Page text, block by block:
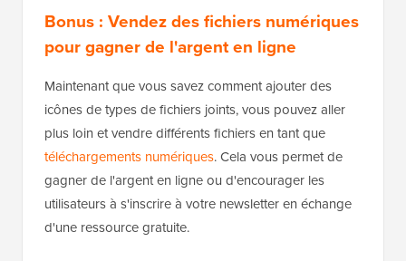
Bonus : Vendez des fichiers numériques
pour gagner de l'argent en ligne
Maintenant que vous savez comment ajouter des
icônes de types de fichiers joints, vous pouvez aller
plus loin et vendre différents fichiers en tant que
téléchargements numériques. Cela vous permet de
gagner de l'argent en ligne ou d'encourager les
utilisateurs à s'inscrire à votre newsletter en échange
d'une ressource gratuite.